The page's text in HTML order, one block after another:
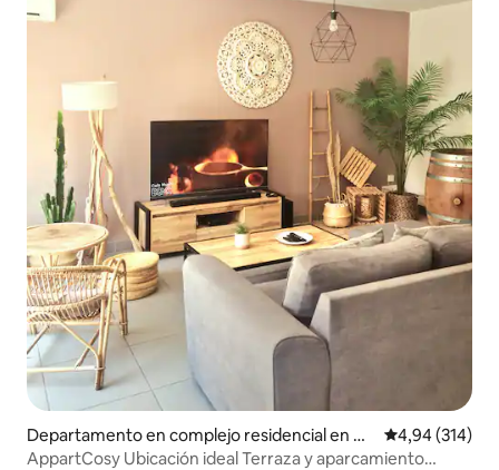
Departamento en complejo residencial en Nî
mes
Calificación
4,94 (314)
AppartCosy Ubicación ideal Terraza y aparcamiento